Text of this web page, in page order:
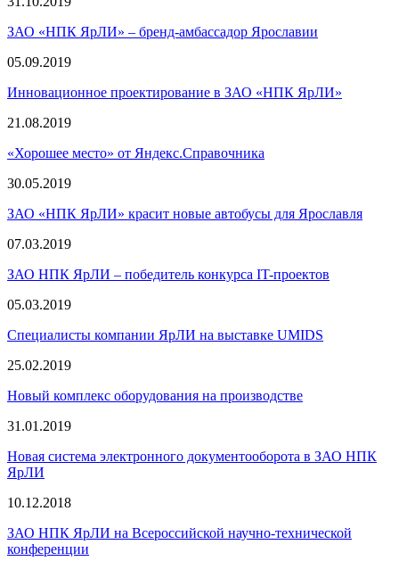
ЗАО «НПК ЯрЛИ» – бренд-амбассадор Ярославии
05.09.2019
Инновационное проектирование в ЗАО «НПК ЯрЛИ»
21.08.2019
«Хорошее место» от Яндекс.Справочника
30.05.2019
ЗАО «НПК ЯрЛИ» красит новые автобусы для Ярославля
07.03.2019
ЗАО НПК ЯрЛИ – победитель конкурса IT-проектов
05.03.2019
Специалисты компании ЯрЛИ на выставке UMIDS
25.02.2019
Новый комплекс оборудования на производстве
31.01.2019
Новая система электронного документооборота в ЗАО НПК
ЯрЛИ
10.12.2018
ЗАО НПК ЯрЛИ на Всероссийской научно-технической
конференции